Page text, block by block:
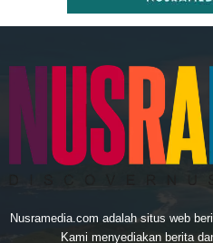
Nusramedia.com adalah situs web
Kami menyediakan berita